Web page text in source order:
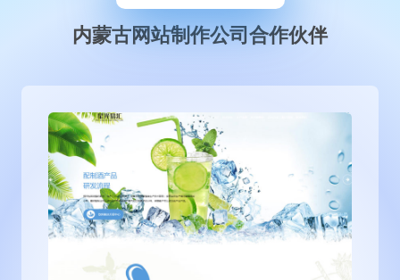
内蒙古网站制作公司合作伙伴